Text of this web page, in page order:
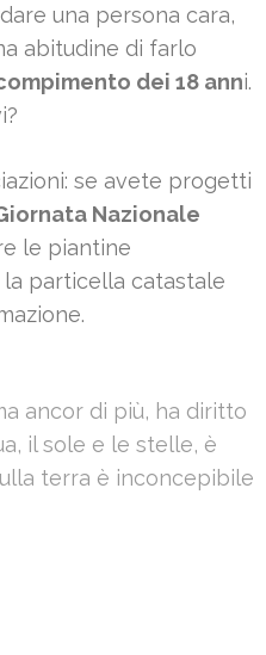
una persona cara,
abitudine di farlo
dei 18 anni.
se avete progetti
Nazionale
le piantine
particella catastale
ancor di più, ha diritto
il sole e le stelle, è
terra è inconcepibile